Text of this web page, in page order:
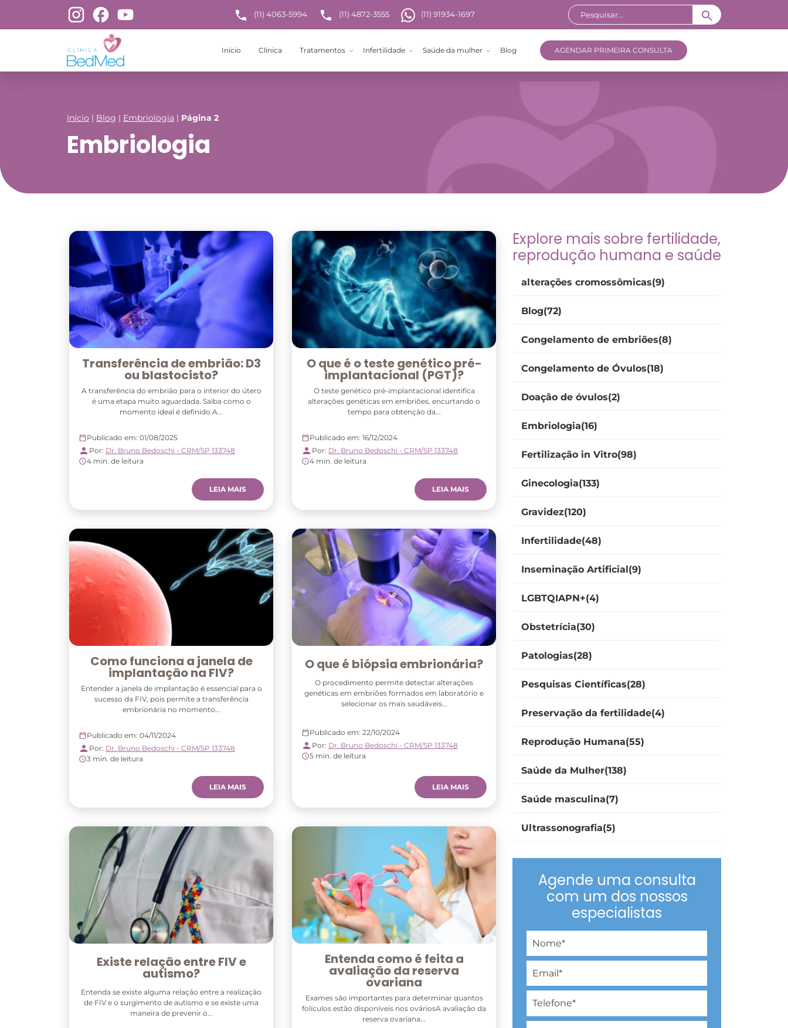
(11) 4063-5994 (11) 4872-3555 (11) 91934-1697
Início Clínica Tratamentos Infertilidade Saúde da mulher Blog AGENDAR PRIMEIRA CONSULTA
Início | Blog | Embriologia | Página 2
Embriologia
Transferência de embrião: D3
ou blastocisto?
A transferência do embrião para o interior do útero
é uma etapa muito aguardada. Saiba como o
momento ideal é definido.A...
Publicado em: 01/08/2025
Por: Dr. Bruno Bedoschi - CRM/SP 133748
4 min. de leitura
LEIA MAIS
O que é o teste genético pré-
implantacional (PGT)?
O teste genético pré-implantacional identifica
alterações genéticas em embriões, encurtando o
tempo para obtenção da...
Publicado em: 16/12/2024
Por: Dr. Bruno Bedoschi - CRM/SP 133748
4 min. de leitura
LEIA MAIS
Como funciona a janela de
implantação na FIV?
Entender a janela de implantação é essencial para o
sucesso da FIV, pois permite a transferência
embrionária no momento...
Publicado em: 04/11/2024
Por: Dr. Bruno Bedoschi - CRM/SP 133748
3 min. de leitura
LEIA MAIS
O que é biópsia embrionária?
O procedimento permite detectar alterações
genéticas em embriões formados em laboratório e
selecionar os mais saudáveis...
Publicado em: 22/10/2024
Por: Dr. Bruno Bedoschi - CRM/SP 133748
5 min. de leitura
LEIA MAIS
Existe relação entre FIV e
autismo?
Entenda se existe alguma relação entre a realização
de FIV e o surgimento de autismo e se existe uma
maneira de prevenir o...
Entenda como é feita a
avaliação da reserva
ovariana
Exames são importantes para determinar quantos
folículos estão disponíveis nos ováriosA avaliação da
reserva ovariana...
Explore mais sobre fertilidade,
reprodução humana e saúde
alterações cromossômicas(9)
Blog(72)
Congelamento de embriões(8)
Congelamento de Óvulos(18)
Doação de óvulos(2)
Embriologia(16)
Fertilização in Vitro(98)
Ginecologia(133)
Gravidez(120)
Infertilidade(48)
Inseminação Artificial(9)
LGBTQIAPN+(4)
Obstetrícia(30)
Patologias(28)
Pesquisas Científicas(28)
Preservação da fertilidade(4)
Reprodução Humana(55)
Saúde da Mulher(138)
Saúde masculina(7)
Ultrassonografia(5)
Agende uma consulta
com um dos nossos
especialistas